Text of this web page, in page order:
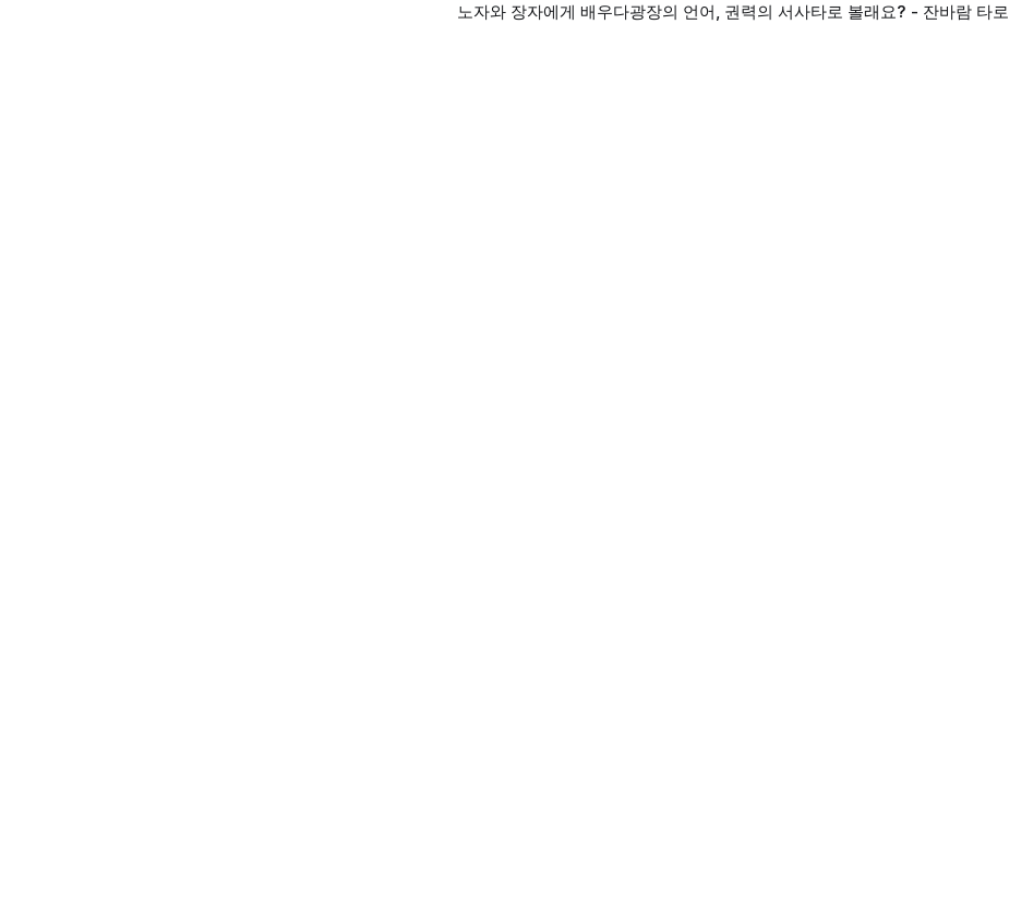
노자와 장자에게 배우다광장의 언어, 권력의 서사타로 볼래요? - 잔바람 타로